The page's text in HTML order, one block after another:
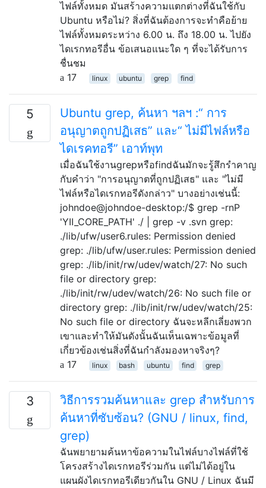
ไฟล์ทั้งหมด มันสร้างความแตกต่างที่ฉันใช้กับ
Ubuntu หรือไม่? สิ่งที่ฉันต้องการจะทำคือย้าย
ไฟล์ทั้งหมดระหว่าง 6.00 น. ถึง 18.00 น. ไปยัง
ไดเรกทอรีอื่น ข้อเสนอแนะใด ๆ ที่จะได้รับการ
ชื่นชม
17
linux ubuntu grep find
5
Ubuntu grep, ค้นหา ฯลฯ :“ การ
อนุญาตถูกปฏิเสธ” และ“ ไม่มีไฟล์หรือ
ไดเรคทอรี” เอาท์พุท
เมื่อฉันใช้งานgrepหรือfindฉันมักจะรู้สึกรำคาญ
กับคำว่า "การอนุญาตที่ถูกปฏิเสธ" และ "ไม่มี
ไฟล์หรือไดเรกทอรีดังกล่าว" บางอย่างเช่นนี้:
johndoe@johndoe-desktop:/$ grep -rnP
'YII_CORE_PATH' ./ | grep -v .svn grep:
./lib/ufw/user6.rules: Permission denied
grep: ./lib/ufw/user.rules: Permission denied
grep: ./lib/init/rw/udev/watch/27: No such
file or directory grep:
./lib/init/rw/udev/watch/26: No such file or
directory grep: ./lib/init/rw/udev/watch/25:
No such file or directory ฉันจะหลีกเลี่ยงพวก
เขาและทำให้มันดังนั้นฉันเห็นเฉพาะข้อมูลที่
เกี่ยวข้องเช่นสิ่งที่ฉันกำลังมองหาจริงๆ?
17
linux bash ubuntu find grep
3
วิธีการรวมค้นหาและ grep สำหรับการ
ค้นหาที่ซับซ้อน? (GNU / linux, find,
grep)
ฉันพยายามค้นหาข้อความในไฟล์บางไฟล์ที่ใช้
โครงสร้างไดเรกทอรีร่วมกัน แต่ไม่ได้อยู่ใน
แผนผังไดเรกทอรีเดียวกันใน GNU / Linux ฉันมี